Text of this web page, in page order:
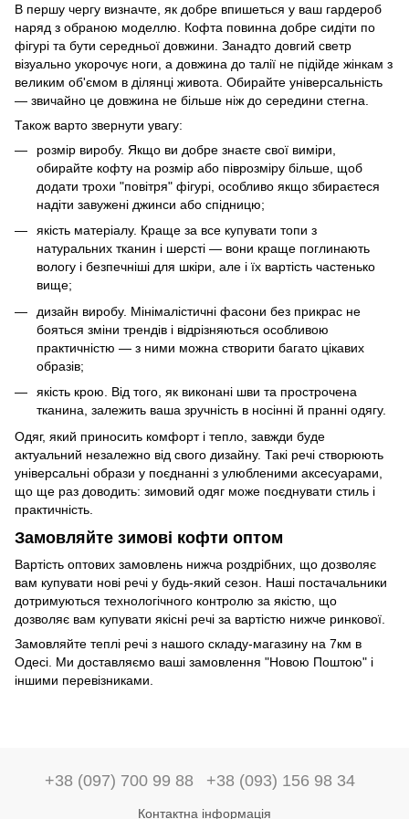
В першу чергу визначте, як добре впишеться у ваш гардероб
наряд з обраною моделлю. Кофта повинна добре сидіти по
фігурі та бути середньої довжини. Занадто довгий светр
візуально укорочує ноги, а довжина до талії не підійде жінкам з
великим об'ємом в ділянці живота. Обирайте універсальність
— звичайно це довжина не більше ніж до середини стегна.
Також варто звернути увагу:
розмір виробу. Якщо ви добре знаєте свої виміри,
обирайте кофту на розмір або піврозміру більше, щоб
додати трохи "повітря" фігурі, особливо якщо збираєтеся
надіти завужені джинси або спідницю;
якість матеріалу. Краще за все купувати топи з
натуральних тканин і шерсті — вони краще поглинають
вологу і безпечніші для шкіри, але і їх вартість частенько
вище;
дизайн виробу. Мінімалістичні фасони без прикрас не
бояться зміни трендів і відрізняються особливою
практичністю — з ними можна створити багато цікавих
образів;
якість крою. Від того, як виконані шви та прострочена
тканина, залежить ваша зручність в носінні й пранні одягу.
Одяг, який приносить комфорт і тепло, завжди буде
актуальний незалежно від свого дизайну. Такі речі створюють
універсальні образи у поєднанні з улюбленими аксесуарами,
що ще раз доводить: зимовий одяг може поєднувати стиль і
практичність.
Замовляйте зимові кофти оптом
Вартість оптових замовлень нижча роздрібних, що дозволяє
вам купувати нові речі у будь-який сезон. Наші постачальники
дотримуються технологічного контролю за якістю, що
дозволяє вам купувати якісні речі за вартістю нижче ринкової.
Замовляйте теплі речі з нашого складу-магазину на 7км в
Одесі. Ми доставляємо ваші замовлення "Новою Поштою" і
іншими перевізниками.
+38 (097) 700 99 88 +38 (093) 156 98 34
Контактна інформація